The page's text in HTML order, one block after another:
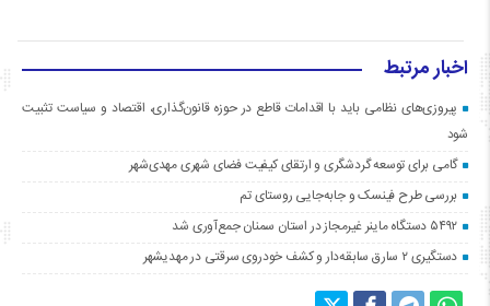
اخبار مرتبط
پیروزی‌های نظامی باید با اقدامات قاطع در حوزه قانون‌گذاری، اقتصاد و سیاست تثبیت
شود
گامی برای توسعه گردشگری و ارتقای کیفیت فضای شهری مهدی‌شهر
بررسی طرح فینسک و جابه‌جایی روستای تم
۵۴۹۲ دستگاه ماینر غیرمجاز در استان سمنان جمع‌آوری شد
دستگیری ۲ سارق سابقه‌دار و کشف خودروی سرقتی در مهدیشهر